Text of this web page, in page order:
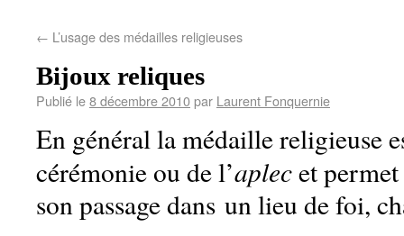
← L’usage des médailles religieuses
Bijoux reliques
Publié le8 décembre 2010par Laurent Fonquernie
En général la médaille religieuse
cérémonie ou de l’aplecet
son passage dans un lieu de foi,